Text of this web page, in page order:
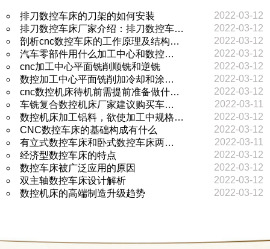
排刀数控车床的刀架的如何安装
2022-03-12
排刀数控车床厂家介绍：排刀数控车…
2022-03-12
剖析cnc数控车床的工作原理及结构…
2022-03-12
汽车零部件用什么加工中心和数控…
2022-03-12
cnc加工中心平面铣削顺铣和逆铣
2022-03-12
数控加工中心平面铣削加冷却和涂…
2022-03-12
cnc数控机床待机前需提前准备做什…
2022-03-12
车铣复合数控机床厂家建议购买车…
2022-03-11
数控机床加工铝料，欲使加工中规格…
2022-03-12
CNC数控车床的基础构成有什么
2022-03-12
有立式数控车床和卧式数控车床两…
2022-03-11
经济型数控车床的特点
2022-03-12
数控车床被广泛应用的原因
2022-03-12
双主轴数控车床设计解析
2022-03-12
数控机床的高端制造升级趋势
2022-03-12